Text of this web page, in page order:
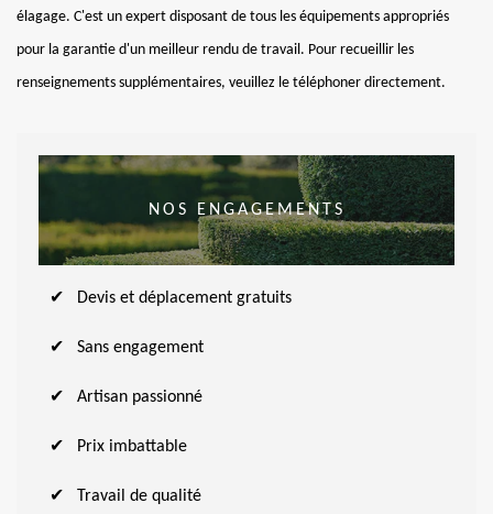
élagage. C'est un expert disposant de tous les équipements appropriés
pour la garantie d'un meilleur rendu de travail. Pour recueillir les
renseignements supplémentaires, veuillez le téléphoner directement.
NOS ENGAGEMENTS
Devis et déplacement gratuits
Sans engagement
Artisan passionné
Prix imbattable
Travail de qualité